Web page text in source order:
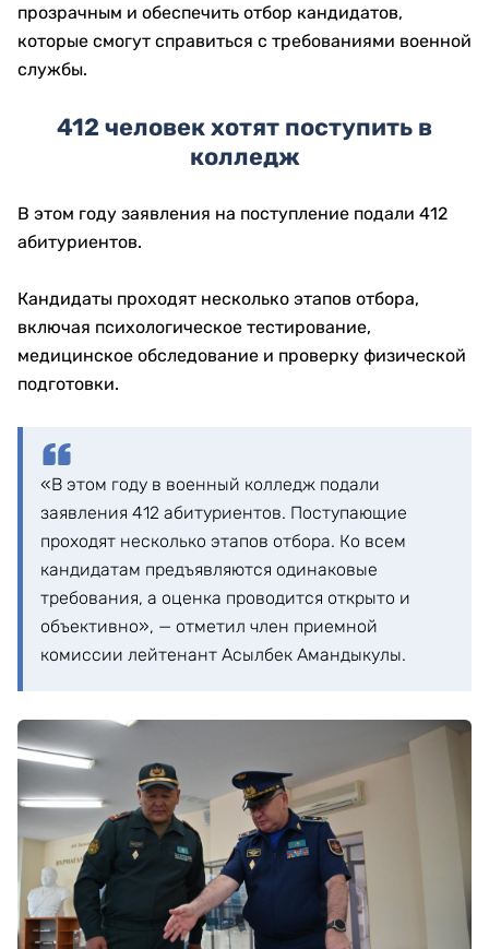
прозрачным и обеспечить отбор кандидатов,
которые смогут справиться с требованиями военной
службы.
412 человек хотят поступить в
колледж
В этом году заявления на поступление подали 412
абитуриентов.
Кандидаты проходят несколько этапов отбора,
включая психологическое тестирование,
медицинское обследование и проверку физической
подготовки.
«В этом году в военный колледж подали
заявления 412 абитуриентов. Поступающие
проходят несколько этапов отбора. Ко всем
кандидатам предъявляются одинаковые
требования, а оценка проводится открыто и
объективно», — отметил член приемной
комиссии лейтенант Асылбек Амандыкулы.